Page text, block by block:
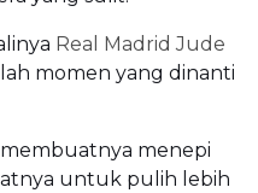
Real Madrid Jude
momen yang dinanti
menepi
untuk pulih lebih